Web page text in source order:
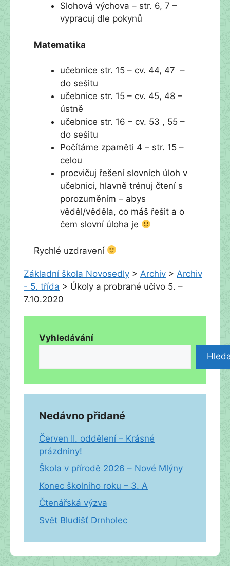
Slohová výchova – str. 6, 7 –
vypracuj dle pokynů
Matematika
učebnice str. 15 – cv. 44, 47 –
do sešitu
učebnice str. 15 – cv. 45, 48 –
ústně
učebnice str. 16 – cv. 53 , 55 –
do sešitu
Počítáme zpaměti 4 – str. 15 –
celou
procvičuj řešení slovních úloh v
učebnici, hlavně trénuj čtení s
porozuměním – abys
věděl/věděla, co máš řešit a o
čem slovní úloha je
Rychlé uzdravení
Základní škola Novosedly > Archiv > Archiv
- 5. třída > Úkoly a probrané učivo 5. –
7.10.2020
Vyhledávání
Nedávno přidané
Červen II. oddělení – Krásné
prázdniny!
Škola v přírodě 2026 – Nové Mlýny
Konec školního roku – 3. A
Čtenářská výzva
Svět Bludišť Drnholec